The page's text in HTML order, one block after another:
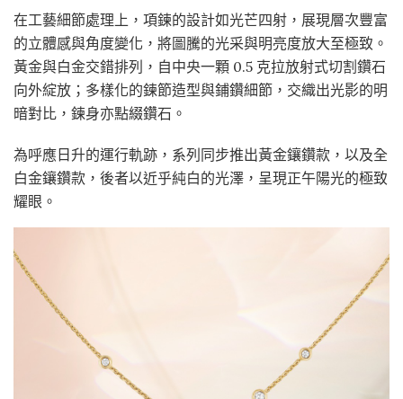
在工藝細節處理上，項鍊的設計如光芒四射，展現層次豐富
的立體感與角度變化，將圖騰的光采與明亮度放大至極致。
黃金與白金交錯排列，自中央一顆 0.5 克拉放射式切割鑽石
向外綻放；多樣化的鍊節造型與鋪鑽細節，交織出光影的明
暗對比，鍊身亦點綴鑽石。
為呼應日升的運行軌跡，系列同步推出黃金鑲鑽款，以及全
白金鑲鑽款，後者以近乎純白的光澤，呈現正午陽光的極致
耀眼。